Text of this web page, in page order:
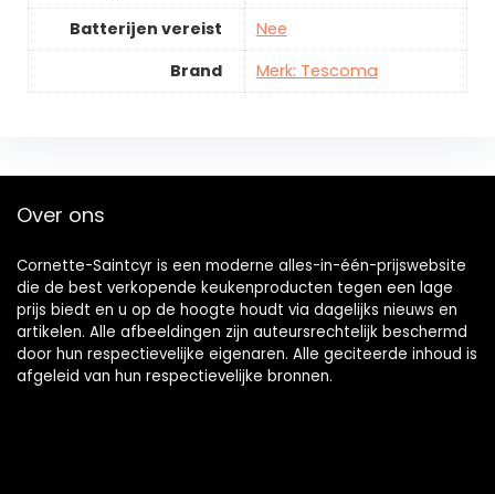
Batterijen vereist
Nee
Brand
Merk: Tescoma
Over ons
Cornette-Saintcyr is een moderne alles-in-één-prijswebsite
die de best verkopende keukenproducten tegen een lage
prijs biedt en u op de hoogte houdt via dagelijks nieuws en
artikelen. Alle afbeeldingen zijn auteursrechtelijk beschermd
door hun respectievelijke eigenaren. Alle geciteerde inhoud is
afgeleid van hun respectievelijke bronnen.